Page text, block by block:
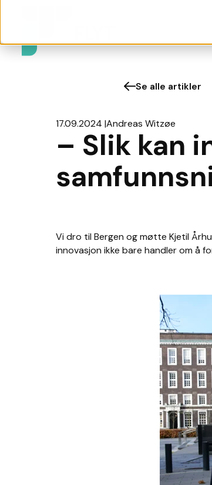
Se alle artikler
17.09.2024Andreas Witzøe
– Slik kan
Vi dro til Bergen og møtte Kjetil
innovasjon ikke bare handler om å